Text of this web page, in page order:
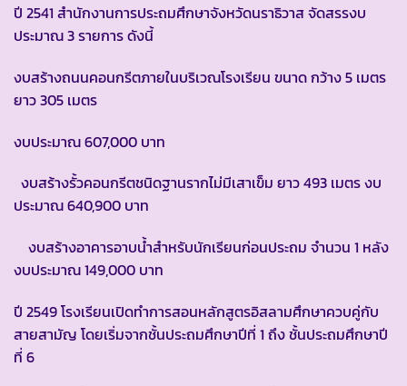
ปี 2541 สำนักงานการประถมศึกษาจังหวัดนราธิวาส จัดสรรงบ
ประมาณ 3 รายการ ดังนี้
งบสร้างถนนคอนกรีตภายในบริเวณโรงเรียน ขนาด กว้าง 5 เมตร
ยาว 305 เมตร
งบประมาณ 607,000 บาท
งบสร้างรั้วคอนกรีตชนิดฐานรากไม่มีเสาเข็ม ยาว 493 เมตร งบ
ประมาณ 640,900 บาท
งบสร้างอาคารอาบน้ำสำหรับนักเรียนก่อนประถม จำนวน 1 หลัง
งบประมาณ 149,000 บาท
ปี 2549 โรงเรียนเปิดทำการสอนหลักสูตรอิสลามศึกษาควบคู่กับ
สายสามัญ โดยเริ่มจากชั้นประถมศึกษาปีที่ 1 ถึง ชั้นประถมศึกษาปี
ที่ 6